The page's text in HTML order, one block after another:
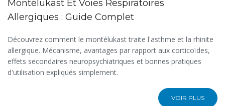
Montélukast Et Voies Respiratoires
Allergiques : Guide Complet
Découvrez comment le montélukast traite l'asthme et la rhinite
allergique. Mécanisme, avantages par rapport aux corticoïdes,
effets secondaires neuropsychiatriques et bonnes pratiques
d'utilisation expliqués simplement.
VOIR PLUS